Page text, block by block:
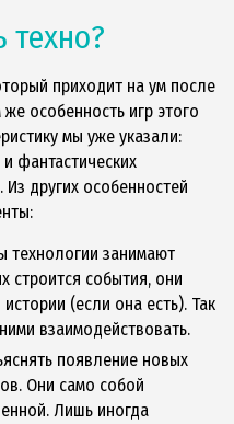
техно?
приходит на ум после
особенность игр этого
мы уже указали:
фантастических
других особенностей
технологии занимают
строится события, они
(если она есть). Так
взаимодействовать.
появление новых
Они само собой
Лишь иногда